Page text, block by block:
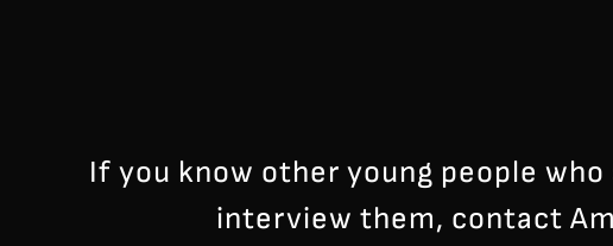
If you know other young people
interview them, contact